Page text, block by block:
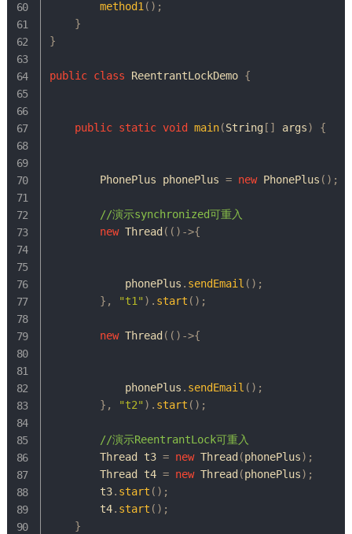
method1 ( ) ;
}
}
public class ReentrantLockDemo {
public static void main(String[ ] args) {
PhonePlus phonePlus = new PhonePlus ( ) ;
//演示synchronized可重入
new Thread ( ( ) ->{
            phonePlus
. sendEmail ( ) ;
} , "t1" ) . start ( ) ;
new Thread ( ( ) ->{
            phonePlus
. sendEmail ( ) ;
} , "t2" ) . start ( ) ;
//演示ReentrantLock可重入
Thread t3 = new Thread (phonePlus) ;
Thread t4 = new Thread (phonePlus) ;
        t3
. start ( ) ;
        t4
. start ( ) ;
}